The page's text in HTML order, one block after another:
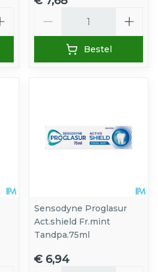
Bestel
Sensodyne Proglasur
Act.shield Fr.mint
Tandpa.75ml
€ 6,94